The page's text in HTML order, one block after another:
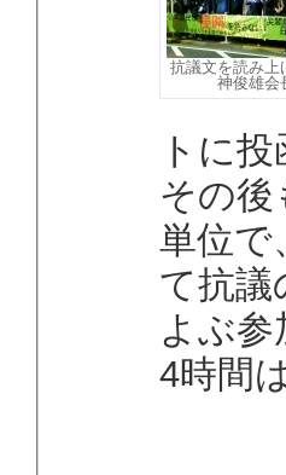
抗議文を読み上
神俊雄会
トに投
その後
単位で
て抗議
よぶ
4時間